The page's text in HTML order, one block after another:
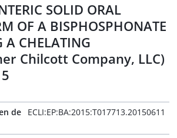
SOLID ORAL
OF A BISPHOSPHONATE
A CHELATING
Chilcott Company, LLC)
de
ECLI:EP:BA:2015:T017713.20150611